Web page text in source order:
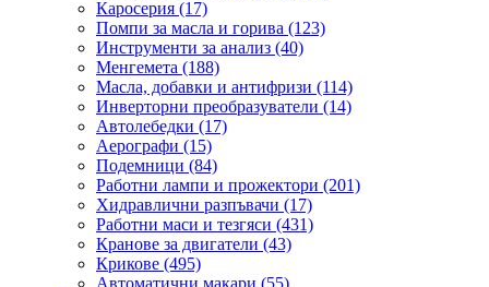
Каросерия (17)
Помпи за масла и горива (123)
Инструменти за анализ (40)
Менгемета (188)
Масла, добавки и антифризи (114)
Инверторни преобразуватели (14)
Автолебедки (17)
Аерографи (15)
Подемници (84)
Работни лампи и прожектори (201)
Хидравлични разпъвачи (17)
Работни маси и тезгяси (431)
Кранове за двигатели (43)
Крикове (495)
Автоматични макари (55)